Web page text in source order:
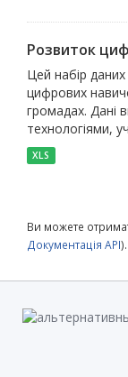
Розвиток
Цей набір
цифрових
громадах. Дані
технологіями,
XLS
Ви можете
Документація API).